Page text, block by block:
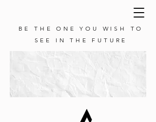
BE THE ONE YOU WISH TO
SEE IN THE FUTURE